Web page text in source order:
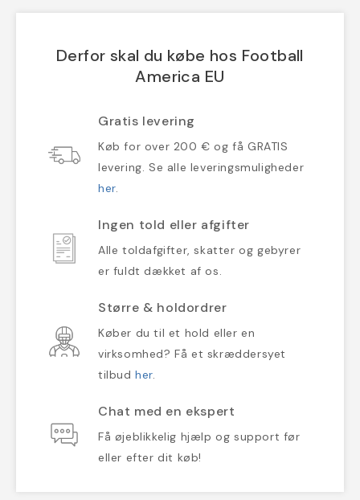
Derfor skal du købe hos Football
America EU
Gratis levering
Køb for over 200 € og få GRATIS
levering. Se alle leveringsmuligheder
her.
Ingen told eller afgifter
Alle toldafgifter, skatter og gebyrer
er fuldt dækket af os.
Større & holdordrer
Køber du til et hold eller en
virksomhed? Få et skræddersyet
tilbudher.
Chat med en ekspert
Få øjeblikkelig hjælp og support før
eller efter dit køb!